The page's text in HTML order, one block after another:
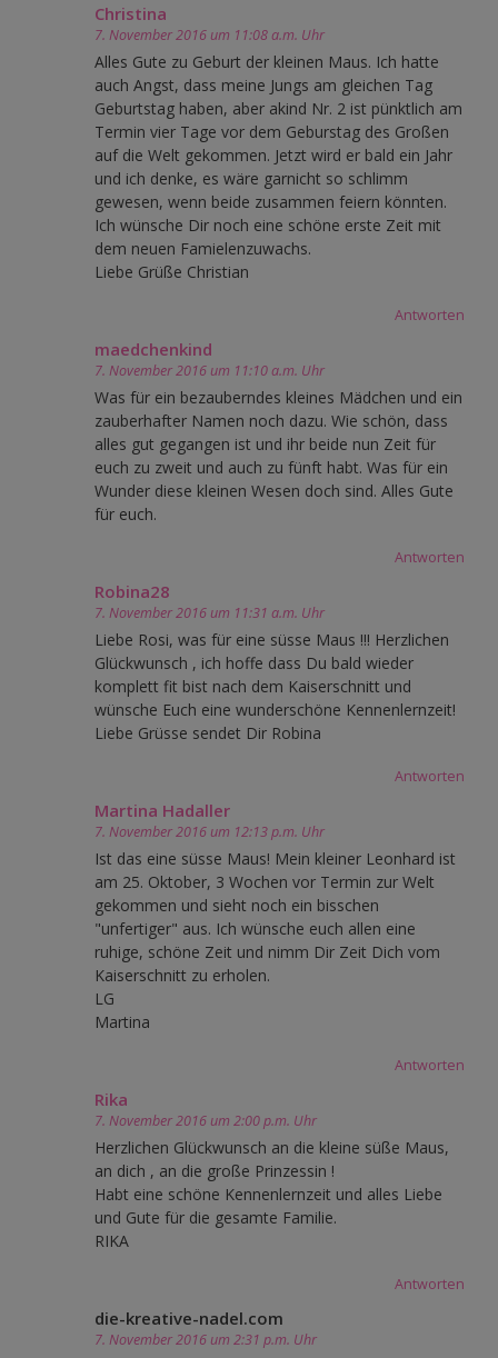
Christina
7. November 2016 um 11:08 a.m. Uhr
Alles Gute zu Geburt der kleinen Maus. Ich hatte
auch Angst, dass meine Jungs am gleichen Tag
Geburtstag haben, aber akind Nr. 2 ist pünktlich am
Termin vier Tage vor dem Geburstag des Großen
auf die Welt gekommen. Jetzt wird er bald ein Jahr
und ich denke, es wäre garnicht so schlimm
gewesen, wenn beide zusammen feiern könnten.
Ich wünsche Dir noch eine schöne erste Zeit mit
dem neuen Famielenzuwachs.
Liebe Grüße Christian
Antworten
maedchenkind
7. November 2016 um 11:10 a.m. Uhr
Was für ein bezauberndes kleines Mädchen und ein
zauberhafter Namen noch dazu. Wie schön, dass
alles gut gegangen ist und ihr beide nun Zeit für
euch zu zweit und auch zu fünft habt. Was für ein
Wunder diese kleinen Wesen doch sind. Alles Gute
für euch.
Antworten
Robina28
7. November 2016 um 11:31 a.m. Uhr
Liebe Rosi, was für eine süsse Maus !!! Herzlichen
Glückwunsch , ich hoffe dass Du bald wieder
komplett fit bist nach dem Kaiserschnitt und
wünsche Euch eine wunderschöne Kennenlernzeit!
Liebe Grüsse sendet Dir Robina
Antworten
Martina Hadaller
7. November 2016 um 12:13 p.m. Uhr
Ist das eine süsse Maus! Mein kleiner Leonhard ist
am 25. Oktober, 3 Wochen vor Termin zur Welt
gekommen und sieht noch ein bisschen
"unfertiger" aus. Ich wünsche euch allen eine
ruhige, schöne Zeit und nimm Dir Zeit Dich vom
Kaiserschnitt zu erholen.
LG
Martina
Antworten
Rika
7. November 2016 um 2:00 p.m. Uhr
Herzlichen Glückwunsch an die kleine süße Maus,
an dich , an die große Prinzessin !
Habt eine schöne Kennenlernzeit und alles Liebe
und Gute für die gesamte Familie.
RIKA
Antworten
die-kreative-nadel.com
7. November 2016 um 2:31 p.m. Uhr